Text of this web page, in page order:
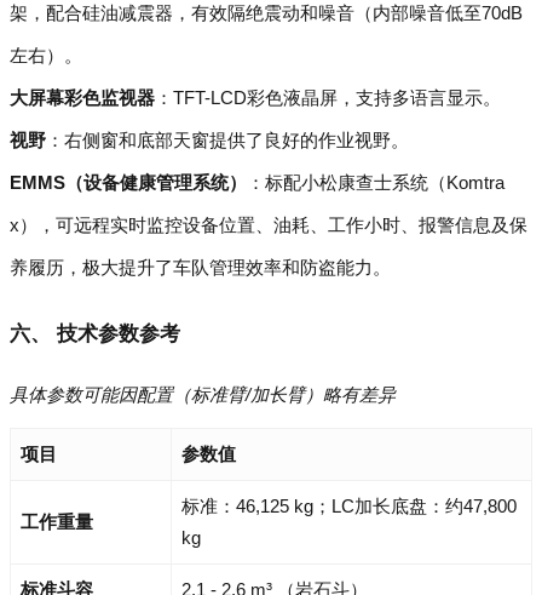
架，配合硅油减震器，有效隔绝震动和噪音（内部噪音低至70dB
左右）。
大屏幕彩色监视器 ：TFT-LCD彩色液晶屏，支持多语言显示。
视野 ：右侧窗和底部天窗提供了良好的作业视野。
EMMS（设备健康管理系统） ：标配小松康查士系统（Komtra
x），可远程实时监控设备位置、油耗、工作小时、报警信息及保
养履历，极大提升了车队管理效率和防盗能力。
六、 技术参数参考
具体参数可能因配置（标准臂/加长臂）略有差异
项目 参数值
工作重量
标准：46,125 kg；LC加长底盘：约47,800
kg
标准斗容 2.1 - 2.6 m³ （岩石斗）